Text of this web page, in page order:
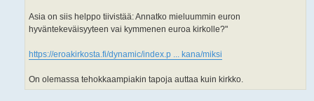
Asia on siis helppo tiivistää: Annatko mieluummin euron
hyväntekeväisyyteen vai kymmenen euroa kirkolle?"
https://eroakirkosta.fi/dynamic/index.p ... kana/miksi
On olemassa tehokkaampiakin tapoja auttaa kuin kirkko.